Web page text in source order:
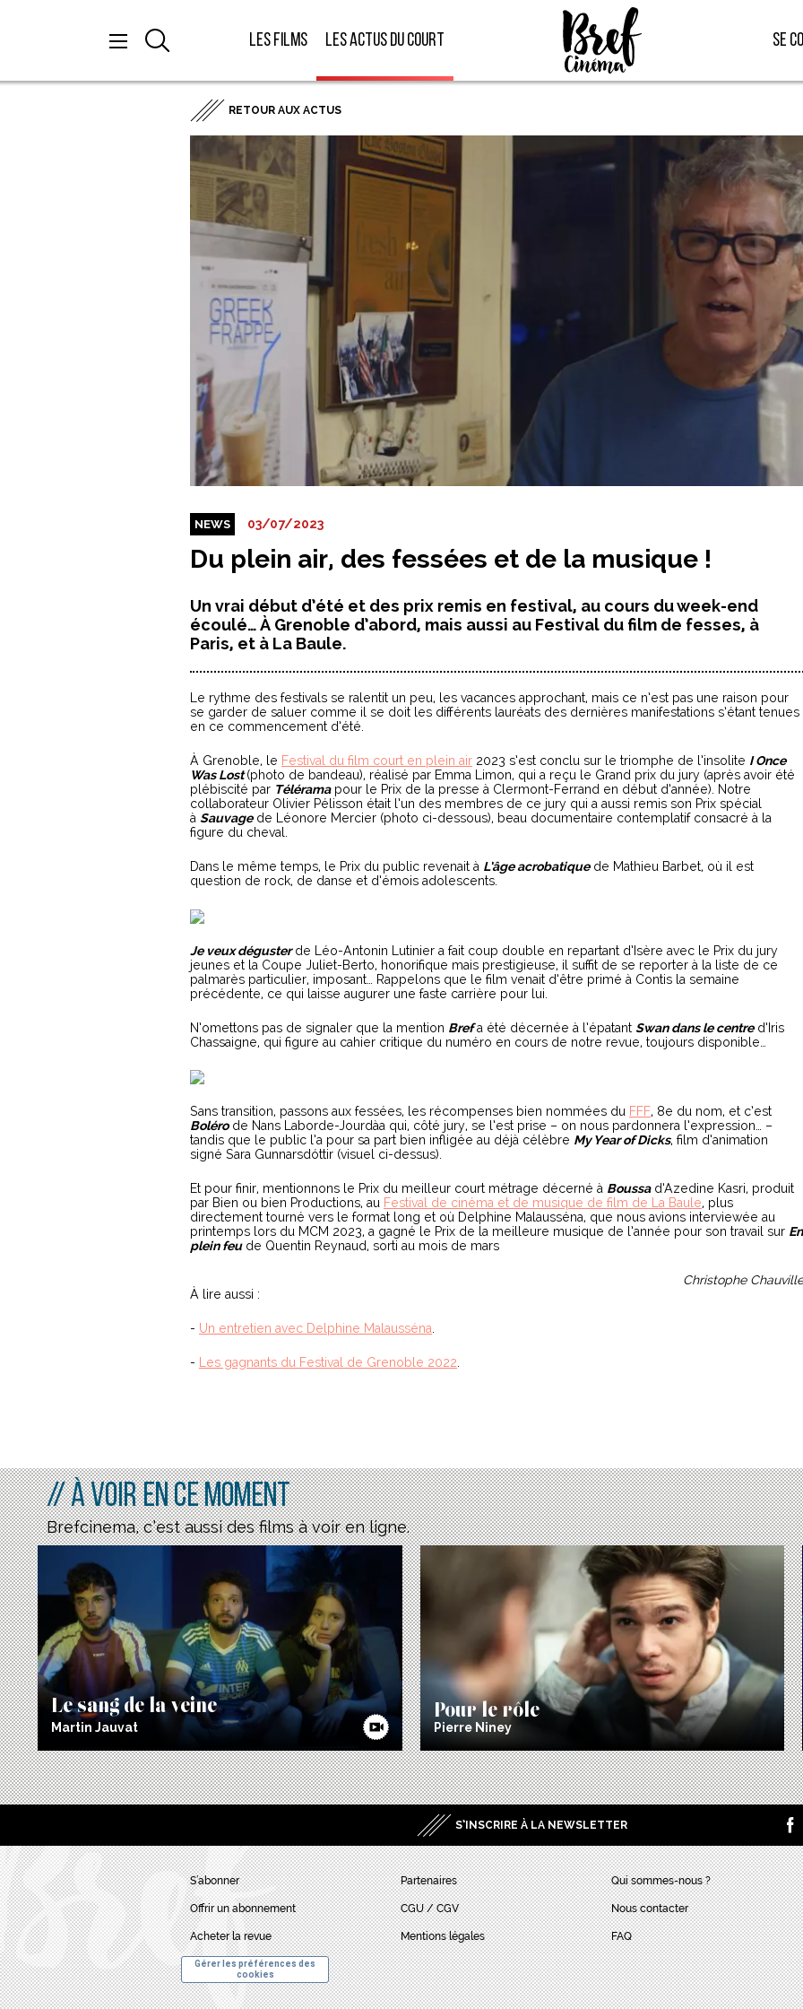
Les films Les actus du court Se
RETOUR AUX ACTUS
NEWS 03/07/2023
Du plein air, des fessées et de la musique !
Un vrai début d’été et des prix remis en festival, au cours du week-end
écoulé… À Grenoble d’abord, mais aussi au Festival du film de fesses, à
Paris, et à La Baule.
Le rythme des festivals se ralentit un peu, les vacances approchant, mais ce n’est pas une raison pour
se garder de saluer comme il se doit les différents lauréats des dernières manifestations s’étant tenues
en ce commencement d’été.
À Grenoble, le Festival du film court en plein air 2023 s’est conclu sur le triomphe de l’insolite I Once
Was Lost(photo de bandeau), réalisé par Emma Limon, qui a reçu le Grand prix du jury (après avoir été
plébiscité par Téléramapour le Prix de la presse à Clermont-Ferrand en début d’année). Notre
collaborateur Olivier Pélisson était l’un des membres de ce jury qui a aussi remis son Prix spécial
à Sauvagede Léonore Mercier (photo ci-dessous), beau documentaire contemplatif consacré à la
figure du cheval.
Dans le même temps, le Prix du public revenait à L’âge acrobatiquede Mathieu Barbet, où il est
question de rock, de danse et d’émois adolescents.
Je veux dégusterde Léo-Antonin Lutinier a fait coup double en repartant d’Isère avec le Prix du jury
jeunes et la Coupe Juliet-Berto, honorifique mais prestigieuse, il suffit de se reporter à la liste de ce
palmarès particulier, imposant… Rappelons que le film venait d’être primé à Contis la semaine
précédente, ce qui laisse augurer une faste carrière pour lui.
N’omettons pas de signaler que la mention Brefa été décernée à l’épatant Swan dans le centred’Iris
Chassaigne, qui figure au cahier critique du numéro en cours de notre revue, toujours disponible…
Sans transition, passons aux fessées, les récompenses bien nommées du FFF, 8e du nom, et c’est
Bolérode Nans Laborde-Jourdàa qui, côté jury, se l’est prise – on nous pardonnera l’expression… –
tandis que le public l’a pour sa part bien infligée au déjà célèbre My Year of Dicks, film d’animation
signé Sara Gunnarsdóttir (visuel ci-dessus).
Et pour finir, mentionnons le Prix du meilleur court métrage décerné à Boussad’Azedine Kasri, produit
par Bien ou bien Productions, au Festival de cinéma et de musique de film de La Baule, plus
directement tourné vers le format long et où Delphine Malausséna, que nous avions interviewée au
printemps lors du MCM 2023, a gagné le Prix de la meilleure musique de l’année pour son travail sur En
plein feude Quentin Reynaud, sorti au mois de mars
Christophe Chauville
À lire aussi :
- Un entretien avec Delphine Malausséna.
- Les gagnants du Festival de Grenoble 2022.
// À voir en ce moment
Brefcinema, c’est aussi des films à voir en ligne.
Le sang de la veine
Martin Jauvat
Pour le rôle
Pierre Niney
S’INSCRIRE À LA NEWSLETTER
S’abonner
Offrir un abonnement
Acheter la revue
Partenaires
CGU / CGV
Mentions légales
Qui sommes-nous ?
Nous contacter
FAQ
Gérer les préférences des
cookies